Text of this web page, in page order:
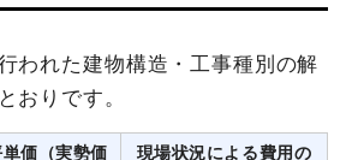
われた建物構造・工事種別の解
おりです。
価（実勢価
現場状況による費用の